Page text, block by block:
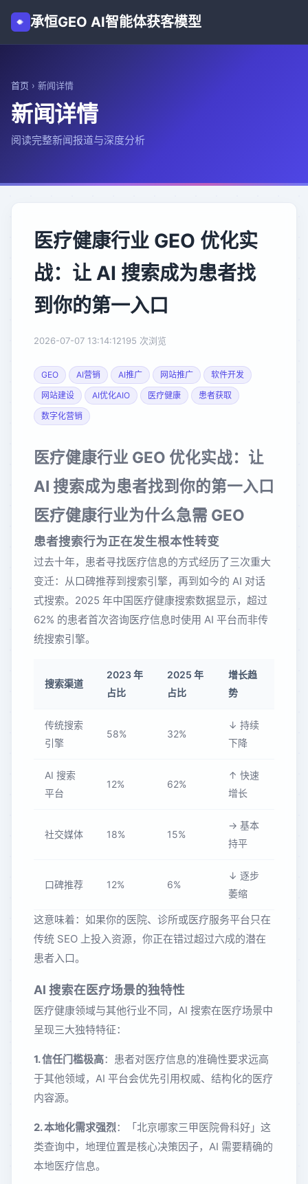
承恒GEO AI智能体获客模型
首页 › 新闻详情
新闻详情
阅读完整新闻报道与深度分析
医疗健康行业 GEO 优化实
战：让 AI 搜索成为患者找
到你的第一入口
2026-07-07 13:14:12195 次浏览
GEO AI营销 AI推广 网站推广
软件开发
网站建设
AI优化AIO 医疗健康
患者获取
数字化营销
医疗健康行业 GEO 优化实战：让
AI 搜索成为患者找到你的第一入口
医疗健康行业为什么急需 GEO
患者搜索行为正在发生根本性转变
过去十年，患者寻找医疗信息的方式经历了三次重大
变迁：从口碑推荐到搜索引擎，再到如今的 AI 对话
式搜索。2025 年中国医疗健康搜索数据显示，超过
62% 的患者首次咨询医疗信息时使用 AI 平台而非传
统搜索引擎。
搜索渠道
2023 年
占比
2025 年
占比
增长趋
势
传统搜索
引擎
58% 32%
↓ 持续
下降
AI 搜索
平台
12% 62%
↑ 快速
增长
社交媒体 18% 15%
→ 基本
持平
口碑推荐 12% 6%
↓ 逐步
萎缩
这意味着：如果你的医院、诊所或医疗服务平台只在
传统 SEO 上投入资源，你正在错过超过六成的潜在
患者入口。
AI 搜索在医疗场景的独特性
医疗健康领域与其他行业不同，AI 搜索在医疗场景中
呈现三大独特特征：
1. 信任门槛极高：患者对医疗信息的准确性要求远高
于其他领域，AI 平台会优先引用权威、结构化的医疗
内容源。
2. 本地化需求强烈：「北京哪家三甲医院骨科好」这
类查询中，地理位置是核心决策因子，AI 需要精确的
本地医疗信息。